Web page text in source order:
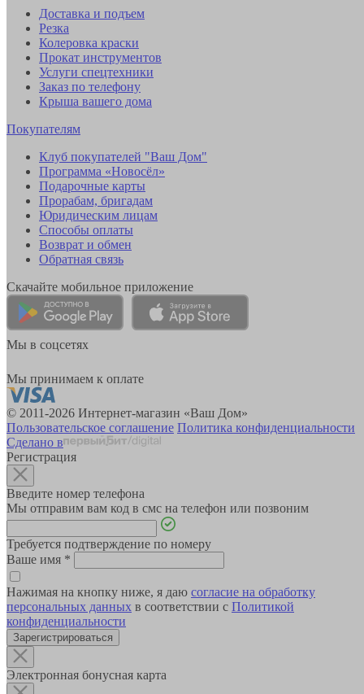
Доставка и подъем
Резка
Колеровка краски
Прокат инструментов
Услуги спецтехники
Заказ по телефону
Крыша вашего дома
Покупателям
Клуб покупателей "Ваш Дом"
Программа «Новосёл»
Подарочные карты
Прорабам, бригадам
Юридическим лицам
Способы оплаты
Возврат и обмен
Обратная связь
Скачайте мобильное приложение
Мы в соцсетях
Мы принимаем к оплате
© 2011-2026 Интернет-магазин «Ваш Дом»
Пользовательское соглашение Политика конфиденциальности
Сделано в
Регистрация
Введите номер телефона
Мы отправим вам код в смс на телефон или позвоним
Требуется подтверждение по номеру
Ваше имя *
Нажимая на кнопку ниже, я даю согласие на обработку
персональных данных в соответствии с Политикой
конфиденциальности
Зарегистрироваться
Электронная бонусная карта